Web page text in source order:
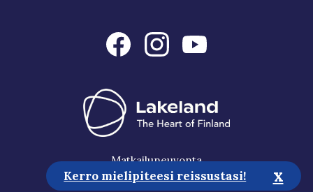
Matkailuneuvonta
Media
Kerro mielipiteesi reissustasi! x